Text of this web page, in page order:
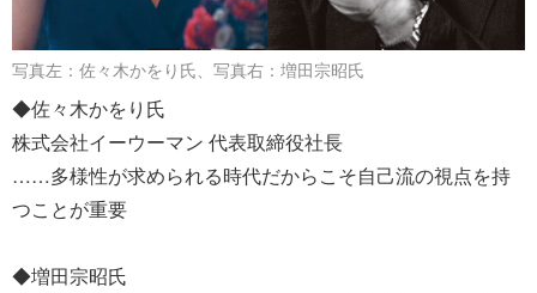
写真左：佐々木かをり氏、写真右：増田宗昭氏
◆佐々木かをり氏
株式会社イーウーマン 代表取締役社長
……多様性が求められる時代だからこそ自己流の視点を持
つことが重要
◆増田宗昭氏